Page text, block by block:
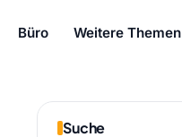
Büro Weitere Themen
Suche